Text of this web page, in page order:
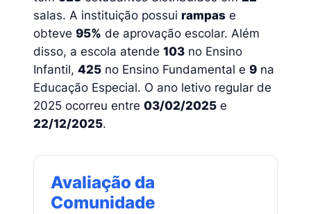
salas. A instituição possui rampas e
obteve 95% de aprovação escolar. Além
disso, a escola atende 103 no Ensino
Infantil, 425 no Ensino Fundamental e 9 na
Educação Especial. O ano letivo regular de
2025 ocorreu entre 03/02/2025 e
22/12/2025.
Avaliação da
Comunidade